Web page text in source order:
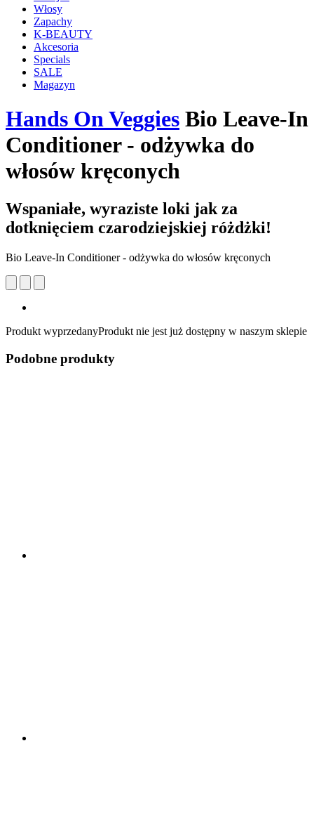
Włosy
Zapachy
K-BEAUTY
Akcesoria
Specials
SALE
Magazyn
Hands On Veggies Bio Leave-In
Conditioner - odżywka do
włosów kręconych
Wspaniałe, wyraziste loki jak za
dotknięciem czarodziejskiej różdżki!
Bio Leave-In Conditioner - odżywka do włosów kręconych
Produkt wyprzedanyProdukt nie jest już dostępny w naszym sklepie
Podobne produkty